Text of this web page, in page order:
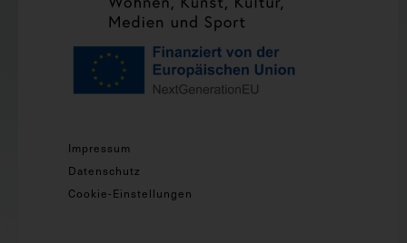
Impressum
Datenschutz
Cookie-Einstellungen